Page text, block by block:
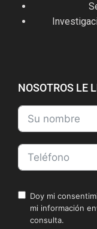
NOSOTROS LE
Doy mi
mi información
consulta.